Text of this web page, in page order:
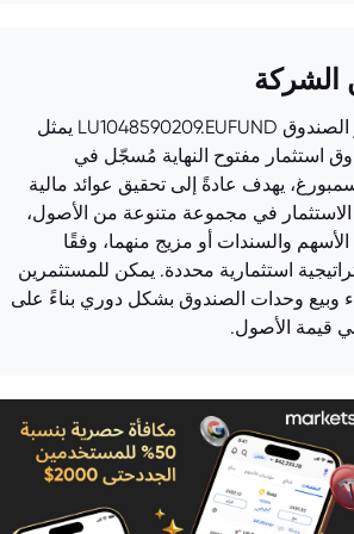
الشركة
رمز الصندوق LU1048590209.EUFUND يمثل
استثمار مفتوح النهاية مُسجّل في
يهدف عادةً إلى تحقيق عوائد مالية
في مجموعة متنوعة من الأصول،
والسندات أو مزيج منهما، وفقًا
استثمارية محددة. يمكن للمستثمرين
وبيع وحدات الصندوق بشكل دوري بناءً على
قيمة الأصول.